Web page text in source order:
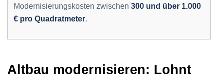
Modernisierungskosten zwischen 300 und über 1.000
€ pro Quadratmeter.
Altbau modernisieren: Lohnt